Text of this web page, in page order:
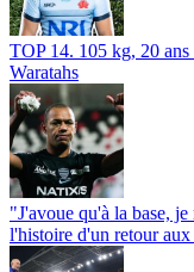
TOP 14. 105 kg, 20
Waratahs
"J'avoue qu'à la base,
l'histoire d'un retour aux